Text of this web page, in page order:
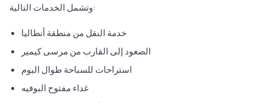
وتشمل الخدمات التالية:
خدمة النقل من منطقة أنطاليا
الصعود إلى القارب من مرسى كيمير
استراحات للسباحة طوال اليوم
غداء مفتوح البوفيه